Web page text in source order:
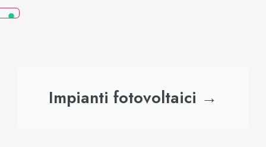
Impianti fotovoltaici →